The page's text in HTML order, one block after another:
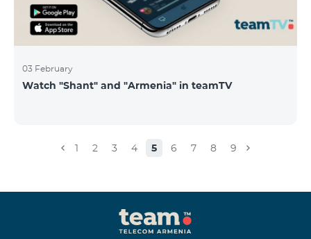
03 February
Watch "Shant" and "Armenia" in teamTV
1 2 3 4 5 6 7 8 9